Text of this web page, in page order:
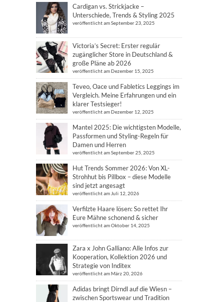
Cardigan vs. Strickjacke –
Unterschiede, Trends & Styling 2025
veröffentlicht am September 23, 2025
Victoria’s Secret: Erster regulär
zugänglicher Store in Deutschland &
große Pläne ab 2026
veröffentlicht am Dezember 15, 2025
Teveo, Oace und Fabletics Leggings im
Vergleich. Meine Erfahrungen und ein
klarer Testsieger!
veröffentlicht am Dezember 12, 2025
Mantel 2025: Die wichtigsten Modelle,
Passformen und Styling-Regeln für
Damen und Herren
veröffentlicht am September 25, 2025
Hut Trends Sommer 2026: Von XL-
Strohhut bis Pillbox – diese Modelle
sind jetzt angesagt
veröffentlicht am Juli 12, 2026
Verfilzte Haare lösen: So rettet Ihr
Eure Mähne schonend & sicher
veröffentlicht am Oktober 14, 2025
Zara x John Galliano: Alle Infos zur
Kooperation, Kollektion 2026 und
Strategie von Inditex
veröffentlicht am März 20, 2026
Adidas bringt Dirndl auf die Wiesn –
zwischen Sportswear und Tradition